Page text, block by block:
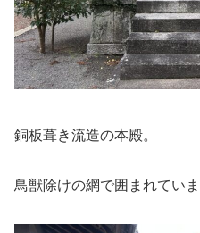
銅板葺き流造の本殿。
鳥獣除けの網で囲まれていま